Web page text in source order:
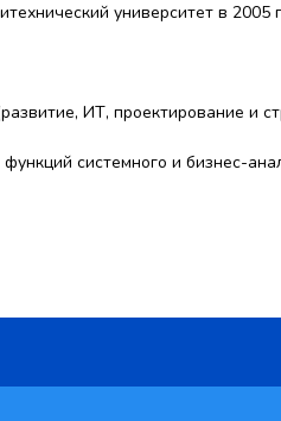
университет в 2005
ИТ, проектирование и
системного и бизнес-